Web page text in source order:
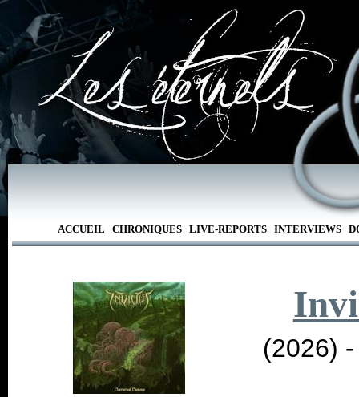
ACCUEIL CHRONIQUES LIVE-REPORTS INTERVIEWS
(2026)